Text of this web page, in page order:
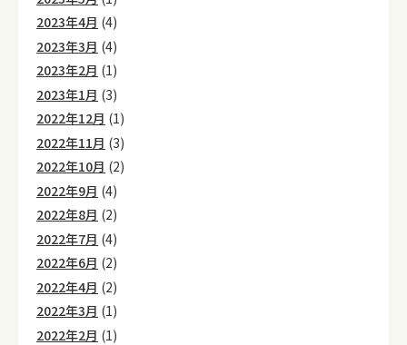
2023年4月 (4)
2023年3月 (4)
2023年2月 (1)
2023年1月 (3)
2022年12月 (1)
2022年11月 (3)
2022年10月 (2)
2022年9月 (4)
2022年8月 (2)
2022年7月 (4)
2022年6月 (2)
2022年4月 (2)
2022年3月 (1)
2022年2月 (1)